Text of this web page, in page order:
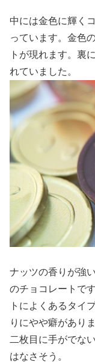
中には金色に輝く
っています。金色
トが現れます。裏
れていました。
ナッツの香りが強
のチョコレートで
トによくあるタイ
りにやや癖がありま
二枚目に手がでな
はなさそう。